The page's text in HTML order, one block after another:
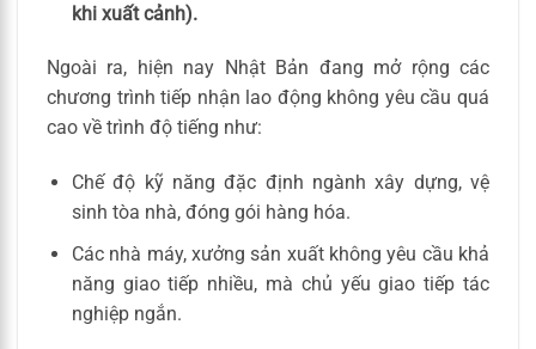
khi xuất cảnh).
Ngoài ra, hiện nay Nhật Bản đang mở rộng các
chương trình tiếp nhận lao động không yêu cầu quá
cao về trình độ tiếng như:
Chế độ kỹ năng đặc định ngành xây dựng, vệ
sinh tòa nhà, đóng gói hàng hóa.
Các nhà máy, xưởng sản xuất không yêu cầu khả
năng giao tiếp nhiều, mà chủ yếu giao tiếp tác
nghiệp ngắn.